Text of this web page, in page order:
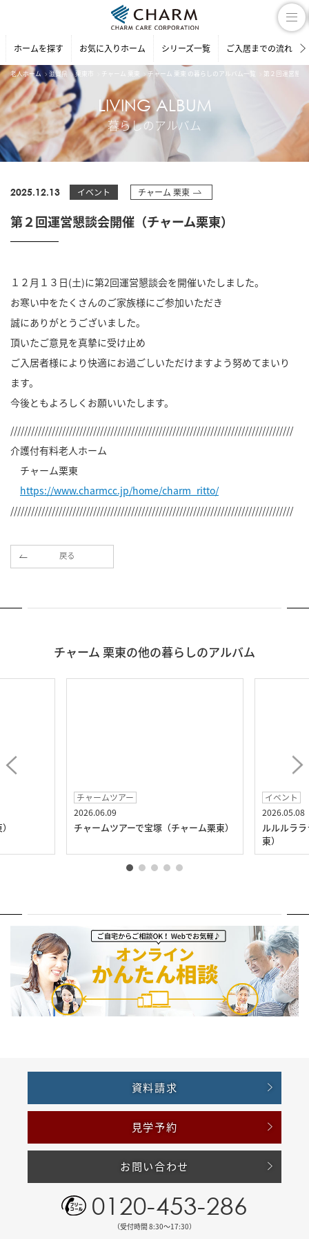
ホームを探す お気に入りホーム シリーズ一覧 ご入居までの流れ
老人ホーム 滋賀県 栗東市 チャーム 栗東 チャーム 栗東 の暮らしのアルバム一覧 第２回運営懇
LIVING ALBUM
暮らしのアルバム
2025.12.13 イベント チャーム 栗東
第２回運営懇談会開催（チャーム栗東）
１２月１３日(土)に第2回運営懇談会を開催いたしました。
お寒い中をたくさんのご家族様にご参加いただき
誠にありがとうございました。
頂いたご意見を真摯に受け止め
ご入居者様により快適にお過ごしいただけますよう努めてまいり
ます。
今後ともよろしくお願いいたします。
//////////////////////////////////////////////////////////////////////////////////
介護付有料老人ホーム
チャーム栗東
https://www.charmcc.jp/home/charm_ritto/
//////////////////////////////////////////////////////////////////////////////////
戻る
チャーム 栗東の他の暮らしのアルバム
チャームツアー
2026.06.09
チャームツアーで宝塚（チャーム栗東）
イベント
2026.05.08
ルルルラ
東）
資料請求
見学予約
お問い合わせ
0120-453-286
（受付時間 8:30〜17:30）